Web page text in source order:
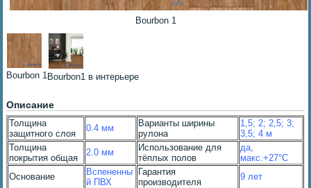
Bourbon 1
Bourbon 1Bourbon1 в интерьере
Описание
Толщина
защитного слоя
0.4 мм
Варианты ширины
рулона
1,5; 2; 2,5; 3;
3,5; 4 м
Толщина
покрытия общая
2.0 мм
Использование для
тёплых полов
да,
макс.+27°С
Основание
Вспененны
й ПВХ
Гарантия
производителя
9 лет